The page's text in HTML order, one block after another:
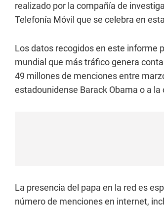
realizado por la compañía de
Telefonía Móvil que se celebra en
Los datos recogidos en este informe
mundial que más tráfico genera
49 millones de menciones entre
estadounidense Barack Obama o a
La presencia del papa en la red es
número de menciones en internet,